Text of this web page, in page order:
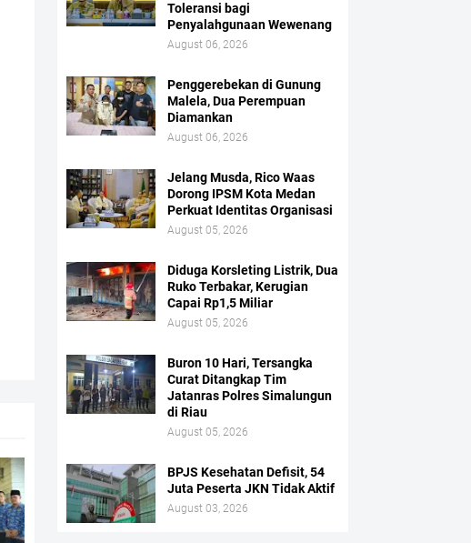
Toleransi bagi
Penyalahgunaan Wewenang
August 06, 2026
Penggerebekan di Gunung
Malela, Dua Perempuan
Diamankan
August 06, 2026
Jelang Musda, Rico Waas
Dorong IPSM Kota Medan
Perkuat Identitas Organisasi
August 05, 2026
Diduga Korsleting Listrik, Dua
Ruko Terbakar, Kerugian
Capai Rp1,5 Miliar
August 05, 2026
Buron 10 Hari, Tersangka
Curat Ditangkap Tim
Jatanras Polres Simalungun
di Riau
August 05, 2026
BPJS Kesehatan Defisit, 54
Juta Peserta JKN Tidak Aktif
August 03, 2026